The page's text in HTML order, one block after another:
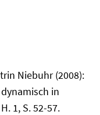
Niebuhr (2008):
in
1, S. 52-57.